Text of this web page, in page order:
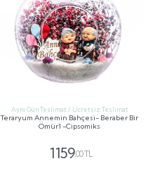
Aynı Gün Teslimat / Ücretsiz Teslimat
Teraryum Annemin Bahçesi- Beraber Bir
Ömür1 -Cipsomiks
1159,00 TL